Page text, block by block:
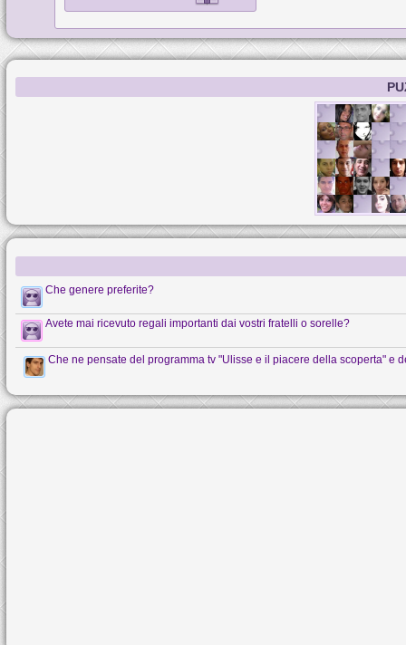
Che genere preferite?
Avete mai ricevuto regali importanti dai vostri fratelli o sorelle?
Che ne pensate del programma tv "Ulisse e il piacere della scoperta" e